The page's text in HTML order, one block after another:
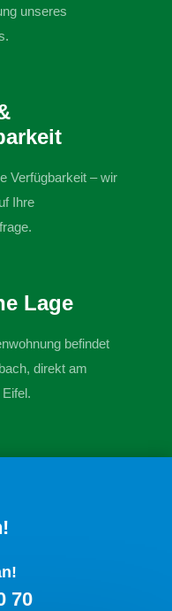
unseres
Verfügbarkeit – wir
Ihre
Lage
befindet
direkt am
70